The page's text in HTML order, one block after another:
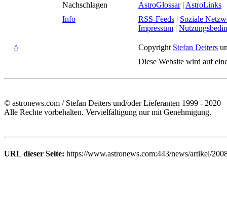
Nachschlagen
AstroGlossar| AstroLinks
Info
RSS-Feeds | Soziale
Impressum |
^ Copyright Stefan Deiters
Diese Website wird auf
© astronews.com / Stefan Deiters und/oder Lieferanten 1999 - 2020
Alle Rechte vorbehalten. Vervielfältigung nur mit Genehmigung.
URL dieser Seite: https://www.astronews.com:443/news/artikel/